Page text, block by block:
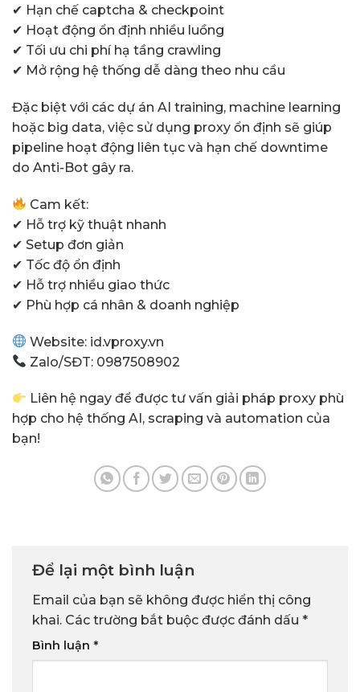
✔ Hạn chế captcha & checkpoint
✔ Hoạt động ổn định nhiều luồng
✔ Tối ưu chi phí hạ tầng crawling
✔ Mở rộng hệ thống dễ dàng theo nhu cầu
Đặc biệt với các dự án AI training, machine learning
hoặc big data, việc sử dụng proxy ổn định sẽ giúp
pipeline hoạt động liên tục và hạn chế downtime
do Anti-Bot gây ra.
Cam kết:
✔ Hỗ trợ kỹ thuật nhanh
✔ Setup đơn giản
✔ Tốc độ ổn định
✔ Hỗ trợ nhiều giao thức
✔ Phù hợp cá nhân & doanh nghiệp
Website: id.vproxy.vn
Zalo/SĐT: 0987508902
Liên hệ ngay để được tư vấn giải pháp proxy phù
hợp cho hệ thống AI, scraping và automation của
bạn!
Để lại một bình luận
Email của bạn sẽ không được hiển thị công
khai. Các trường bắt buộc được đánh dấu *
Bình luận *